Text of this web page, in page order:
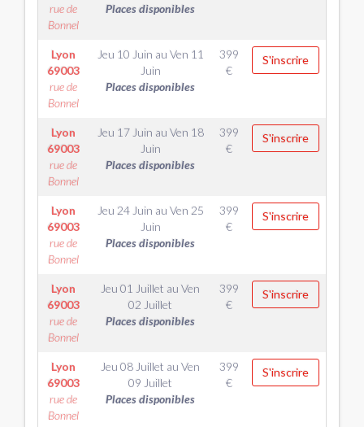
rue de
Bonnel
Places disponibles
Lyon
69003
rue de
Bonnel
Jeu 10 Juin au Ven 11
Juin
Places disponibles
399
€
S'inscrire
Lyon
69003
rue de
Bonnel
Jeu 17 Juin au Ven 18
Juin
Places disponibles
399
€
S'inscrire
Lyon
69003
rue de
Bonnel
Jeu 24 Juin au Ven 25
Juin
Places disponibles
399
€
S'inscrire
Lyon
69003
rue de
Bonnel
Jeu 01 Juillet au Ven
02 Juillet
Places disponibles
399
€
S'inscrire
Lyon
69003
rue de
Bonnel
Jeu 08 Juillet au Ven
09 Juillet
Places disponibles
399
€
S'inscrire